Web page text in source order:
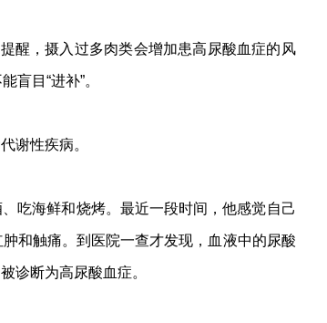
醒，摄入过多肉类会增加患高尿酸血症的风
盲目“进补”。
谢性疾病。
吃海鲜和烧烤。最近一段时间，他感觉自己
和触痛。到医院一查才发现，血液中的尿酸
诊断为高尿酸血症。